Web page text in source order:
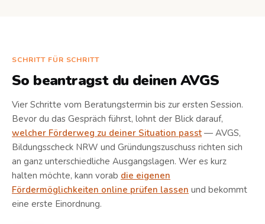
SCHRITT FÜR SCHRITT
So beantragst du deinen AVGS
Vier Schritte vom Beratungstermin bis zur ersten Session.
Bevor du das Gespräch führst, lohnt der Blick darauf,
welcher Förderweg zu deiner Situation passt — AVGS,
Bildungsscheck NRW und Gründungszuschuss richten sich
an ganz unterschiedliche Ausgangslagen. Wer es kurz
halten möchte, kann vorab die eigenen
Fördermöglichkeiten online prüfen lassen und bekommt
eine erste Einordnung.